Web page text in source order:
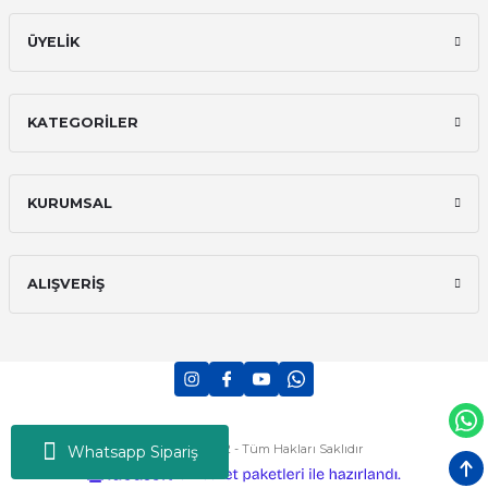
Whatsapp Sipariş
ÜYELİK
KATEGORİLER
KURUMSAL
ALIŞVERİŞ
Tekno-mar © 2022 - Tüm Hakları Saklıdır
e-